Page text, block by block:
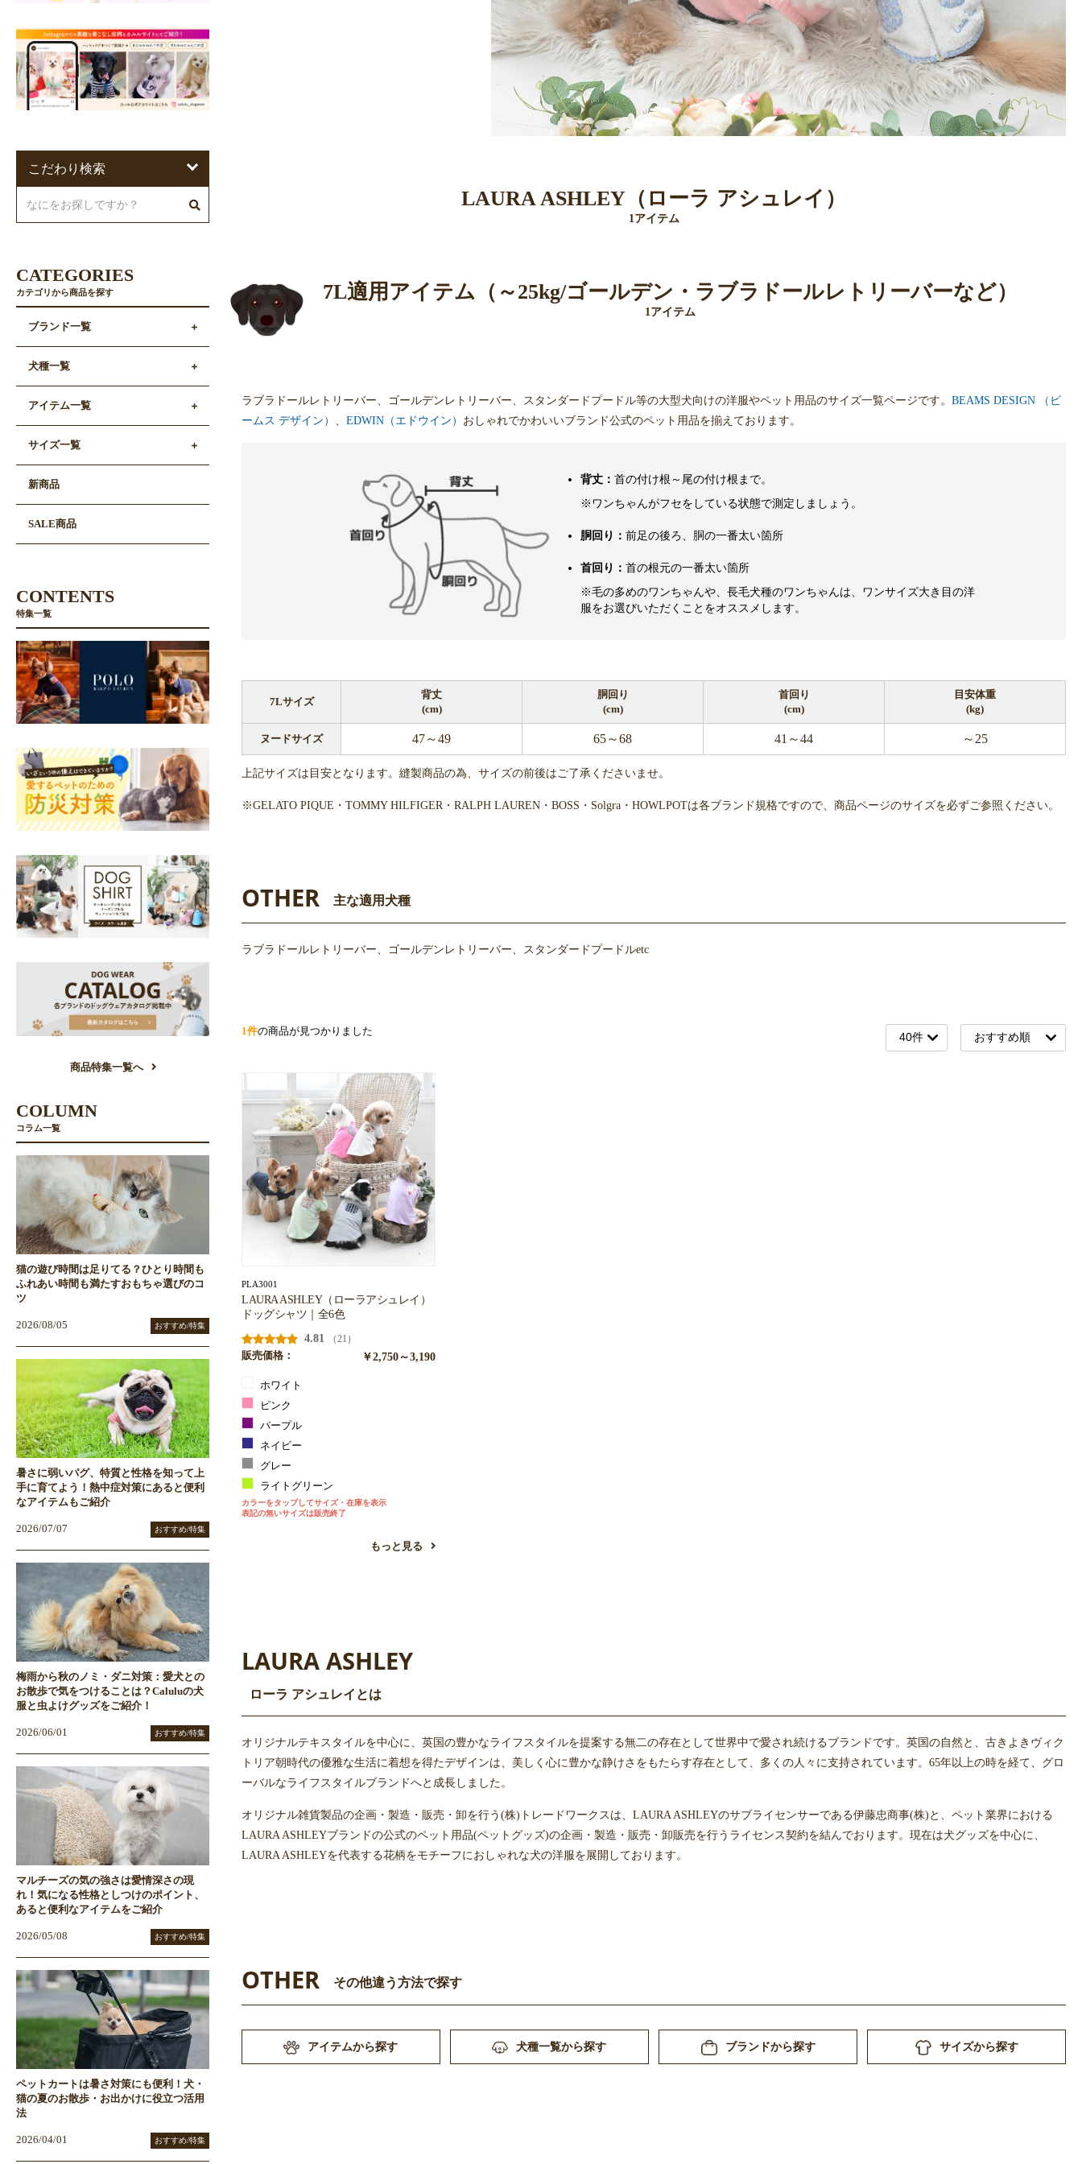
LAURA ASHLEY（ローラ アシュレイ）
1アイテム
7L適用アイテム（～25kg/ゴールデン・ラブラドールレトリーバーなど）
1アイテム
ラブラドールレトリーバー、ゴールデンレトリーバー、スタンダードプードル等の大型犬向けの洋服やペット用品のサイズ一覧ページです。 BEAMS DESIGN （ビ
ームス デザイン）
EDWIN（エドウイン） おしゃれでかわいいブランド公式のペット用品を揃えております。
背丈： 首の付け根～尾の付け根まで。
※ワンちゃんがフセをしている状態で測定しましょう。
胴回り： 前足の後ろ、胴の一番太い箇所
首回り： 首の根元の一番太い箇所
※毛の多めのワンちゃんや、長毛犬種のワンちゃんは、ワンサイズ大き目の洋
服をお選びいただくことをオススメします。
7Lサイズ
背丈
(cm)
胴回り
(cm)
首回り
(cm)
目安体重
(kg)
ヌードサイズ 47～49 65～68 41～44 ～25
上記サイズは目安となります。縫製商品の為、サイズの前後はご了承くださいませ。
※GELATO PIQUE・TOMMY HILFIGER・RALPH LAUREN・BOSS・Solgra・HOWLPOTは各ブランド規格ですので、商品ページのサイズを必ずご参照ください。
OTHER 主な適用犬種
ラブラドールレトリーバー、ゴールデンレトリーバー、スタンダードプードルetc
1件の商品が見つかりました
PLA3001
LAURA ASHLEY（ローラアシュレイ）
ドッグシャツ｜全6色
4.81
（21）
販売価格：
￥2,750～3,190
ホワイト
ピンク
パープル
ネイビー
グレー
ライトグリーン
カラーをタップしてサイズ・在庫を表示
表記の無いサイズは販売終了
もっと見る
LAURA ASHLEY
ローラ アシュレイとは
オリジナルテキスタイルを中心に、英国の豊かなライフスタイルを提案する無二の存在として世界中で愛され続けるブランドです。英国の自然と、古きよきヴィク
トリア朝時代の優雅な生活に着想を得たデザインは、美しく心に豊かな静けさをもたらす存在として、多くの人々に支持されています。65年以上の時を経て、グロ
ーバルなライフスタイルブランドへと成長しました。
オリジナル雑貨製品の企画・製造・販売・卸を行う(株)トレードワークスは、LAURA ASHLEYのサブライセンサーである伊藤忠商事(株)と、ペット業界における
LAURA ASHLEYブランドの公式のペット用品(ペットグッズ)の企画・製造・販売・卸販売を行うライセンス契約を結んでおります。現在は犬グッズを中心に、
LAURA ASHLEYを代表する花柄をモチーフにおしゃれな犬の洋服を展開しております。
OTHER その他違う方法で探す
アイテムから探す 犬種一覧から探す ブランドから探す サイズから探す
こだわり検索
CATEGORIES
カテゴリから商品を探す
ブランド一覧
犬種一覧
アイテム一覧
サイズ一覧
新商品
SALE商品
CONTENTS
特集一覧
商品特集一覧へ
COLUMN
コラム一覧
猫の遊び時間は足りてる？ひとり時間も
ふれあい時間も満たすおもちゃ選びのコ
ツ
2026/08/05 おすすめ/特集
暑さに弱いパグ、特質と性格を知って上
手に育てよう！熱中症対策にあると便利
なアイテムもご紹介
2026/07/07 おすすめ/特集
梅雨から秋のノミ・ダニ対策：愛犬との
お散歩で気をつけることは？Caluluの犬
服と虫よけグッズをご紹介！
2026/06/01 おすすめ/特集
マルチーズの気の強さは愛情深さの現
れ！気になる性格としつけのポイント、
あると便利なアイテムをご紹介
2026/05/08 おすすめ/特集
ペットカートは暑さ対策にも便利！犬・
猫の夏のお散歩・お出かけに役立つ活用
法
2026/04/01 おすすめ/特集